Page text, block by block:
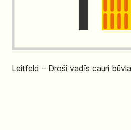
Leitfeld – Droši vadīs cauri